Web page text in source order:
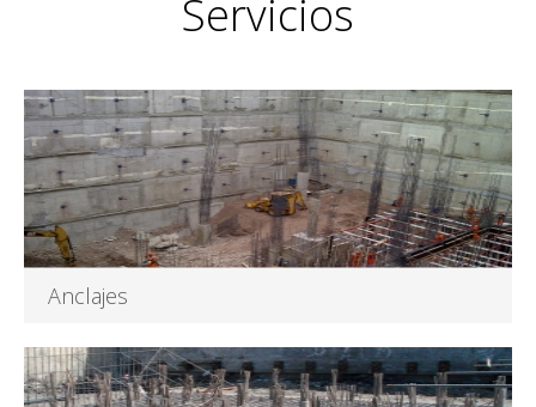
Servicios
Anclajes
de estabilizaciones.